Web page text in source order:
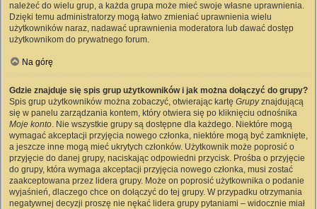
należeć do wielu grup, a każda grupa może mieć swoje własne uprawnienia.
Dzięki temu administratorzy mogą łatwo zmieniać uprawnienia wielu
użytkowników naraz, nadawać uprawnienia moderatora lub dawać dostęp
użytkownikom do prywatnego forum.
Na górę
Gdzie znajduje się spis grup użytkowników i jak można dołączyć do grupy?
Spis grup użytkowników można zobaczyć, otwierając kartę Grupyznajdującą
się w panelu zarządzania kontem, który otwiera się po kliknięciu odnośnika
Moje konto. Nie wszystkie grupy są dostępne dla każdego. Niektóre mogą
wymagać akceptacji przyjęcia nowego członka, niektóre mogą być zamknięte,
a jeszcze inne mogą mieć ukrytych członków. Użytkownik może poprosić o
przyjęcie do danej grupy, naciskając odpowiedni przycisk. Prośba o przyjęcie
do grupy, która wymaga akceptacji przyjęcia nowego członka, musi zostać
zaakceptowana przez lidera grupy. Może on poprosić użytkownika o podanie
wyjaśnień, dlaczego chce on dołączyć do tej grupy. W przypadku otrzymania
negatywnej decyzji proszę nie nękać lidera grupy pytaniami – widocznie miał